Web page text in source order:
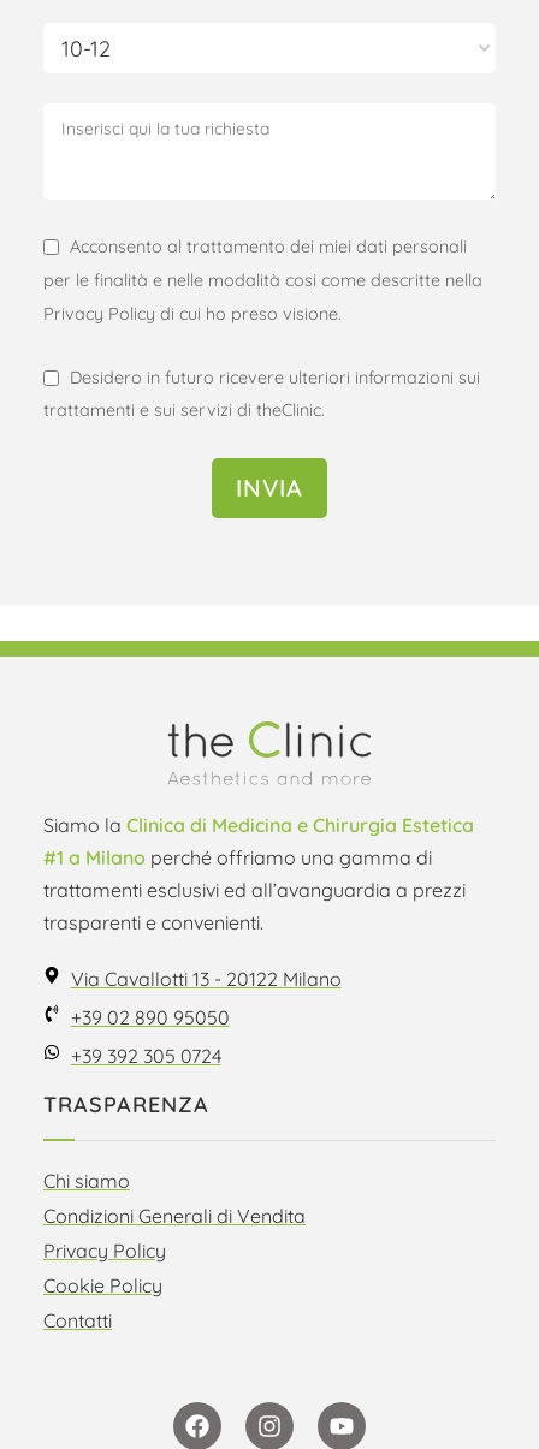
Acconsento al trattamento dei miei dati personali
per le finalità e nelle modalità cosi come descritte nella
Privacy Policy di cui ho preso visione.
Desidero in futuro ricevere ulteriori informazioni sui
trattamenti e sui servizi di theClinic.
INVIA
Siamo la Clinica di Medicina e Chirurgia Estetica
#1 a Milano perché offriamo una gamma di
trattamenti esclusivi ed all’avanguardia a prezzi
trasparenti e convenienti.
Via Cavallotti 13 - 20122 Milano
+39 02 890 95050
+39 392 305 0724
TRASPARENZA
Chi siamo
Condizioni Generali di Vendita
Privacy Policy
Cookie Policy
Contatti